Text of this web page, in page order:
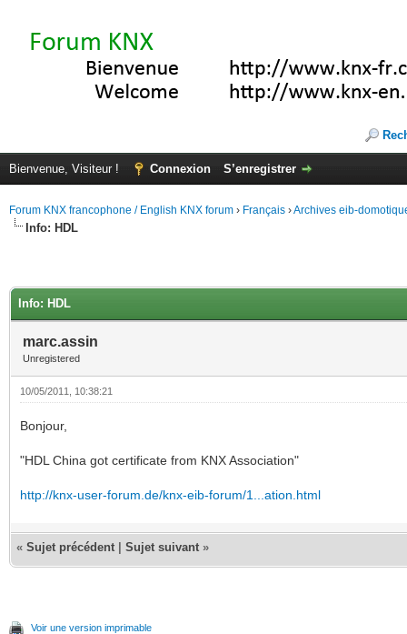
Bienvenue, Visiteur ! Connexion S’enregistrer
Forum KNX francophone / English KNX forum › Français ›Archives eib-
Info: HDL
Info: HDL
marc.assin
Unregistered
10/05/2011, 10:38:21
Bonjour,
"HDL China got certificate from KNX Association"
http://knx-user-forum.de/knx-eib-forum/1...ation.html
« Sujet précédent Sujet suivant »
Voir une version imprimable